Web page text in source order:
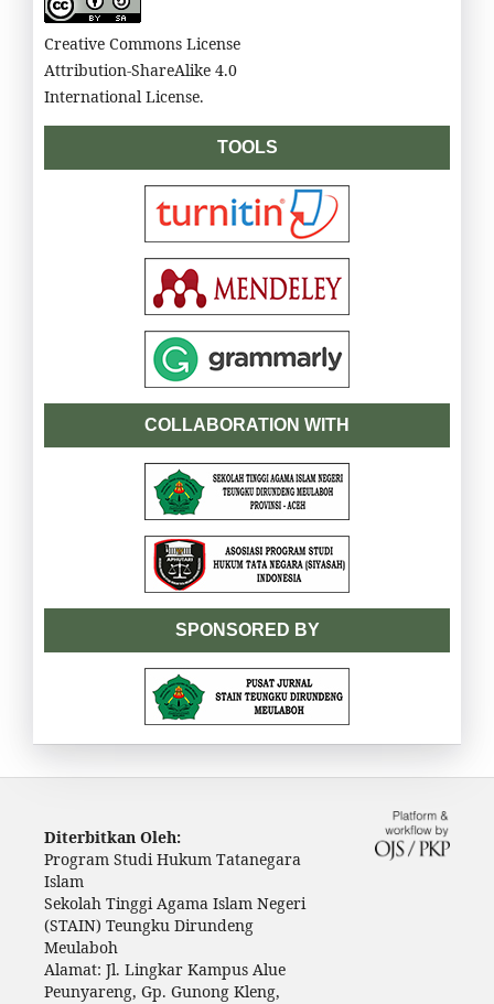
Creative Commons License
Attribution-ShareAlike 4.0
International License.
TOOLS
COLLABORATION WITH
SPONSORED BY
Diterbitkan Oleh:
Program Studi Hukum Tatanegara
Islam
Sekolah Tinggi Agama Islam Negeri
(STAIN) Teungku Dirundeng
Meulaboh
Alamat: Jl. Lingkar Kampus Alue
Peunyareng, Gp. Gunong Kleng,